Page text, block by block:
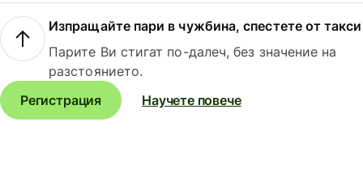
Изпращайте пари в чужбина, спестете от такси
Парите Ви стигат по-далеч, без значение на
разстоянието.
Регистрация
Научете повече